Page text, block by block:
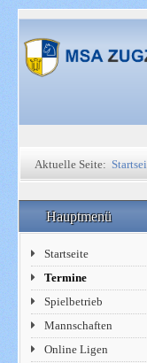
Aktuelle Seite:
Hauptmenü
Startseite
Termine
Spielbetrieb
Mannschaften
Online Ligen